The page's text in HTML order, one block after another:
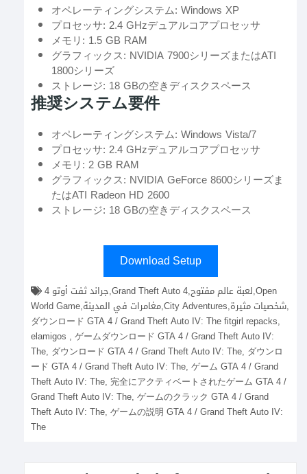
オペレーティングシステム: Windows XP
プロセッサ: 2.4 GHzデュアルコアプロセッサ
メモリ: 1.5 GB RAM
グラフィックス: NVIDIA 7900シリーズまたはATI
1800シリーズ
ストレージ: 18 GBの空きディスクスペース
推奨システム要件
オペレーティングシステム: Windows Vista/7
プロセッサ: 2.4 GHzデュアルコアプロセッサ
メモリ: 2 GB RAM
グラフィックス: NVIDIA GeForce 8600シリーズま
たはATI Radeon HD 2600
ストレージ: 18 GBの空きディスクスペース
Download Setup
World Game,مغامرات في المدينة,City Adventures,شخصيات مثيرة,
ダウンロード GTA 4 / Grand Theft Auto IV: The fitgirl repacks,
elamigos , ゲームダウンロード GTA 4 / Grand Theft Auto IV:
The, ダウンロード GTA 4 / Grand Theft Auto IV: The, ダウンロ
ード GTA 4 / Grand Theft Auto IV: The, ゲーム GTA 4 / Grand
Theft Auto IV: The, 完全にアクティベートされたゲーム GTA 4 /
Grand Theft Auto IV: The, ゲームのクラック GTA 4 / Grand
Theft Auto IV: The, ゲームの説明 GTA 4 / Grand Theft Auto IV:
The